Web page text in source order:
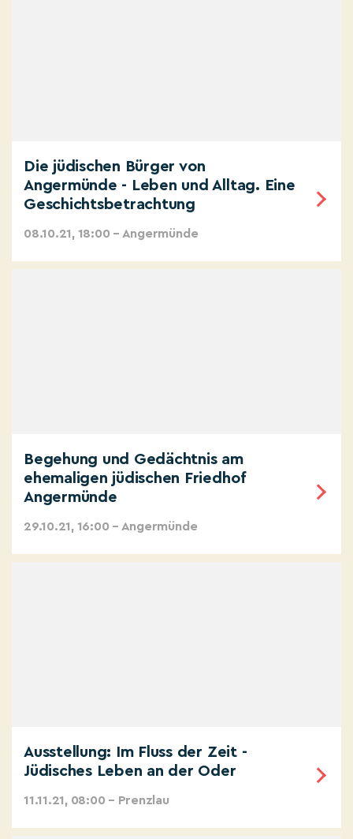
Die jüdischen Bürger von
Angermünde - Leben und Alltag. Eine
Geschichtsbetrachtung
08.10.21, 18:00 – Angermünde
Begehung und Gedächtnis am
ehemaligen jüdischen Friedhof
Angermünde
29.10.21, 16:00 – Angermünde
Ausstellung: Im Fluss der Zeit -
Jüdisches Leben an der Oder
11.11.21, 08:00 – Prenzlau